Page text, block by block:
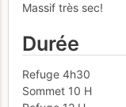
Massif très sec!
Durée
Refuge 4h30
Sommet 10 H